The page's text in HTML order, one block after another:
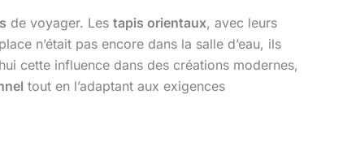
de voyager. Les tapis orientaux, avec leurs
n’était pas encore dans la salle d’eau, ils
cette influence dans des créations modernes,
tout en l’adaptant aux exigences